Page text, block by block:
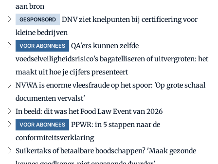
aan bron
GESPONSORD
DNV ziet knelpunten bij certificering voor
kleine bedrijven
VOOR ABONNEES
QA'ers kunnen zelfde
voedselveiligheidsrisico's bagatelliseren of uitvergroten: het
maakt uit hoe je cijfers presenteert
NVWA is enorme vleesfraude op het spoor: 'Op grote schaal
documenten vervalst'
In beeld: dit was het Food Law Event van 2026
VOOR ABONNEES
PPWR: in 5 stappen naar de
conformiteitsverklaring
Suikertaks of betaalbare boodschappen? 'Maak gezonde